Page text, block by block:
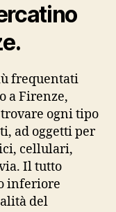
frequentati
a Firenze,
ogni tipo
ad oggetti per
cellulari,
Il tutto
inferiore
del